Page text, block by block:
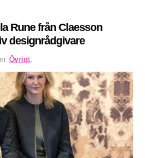
Rune från Claesson
designrådgivare
Övrigt